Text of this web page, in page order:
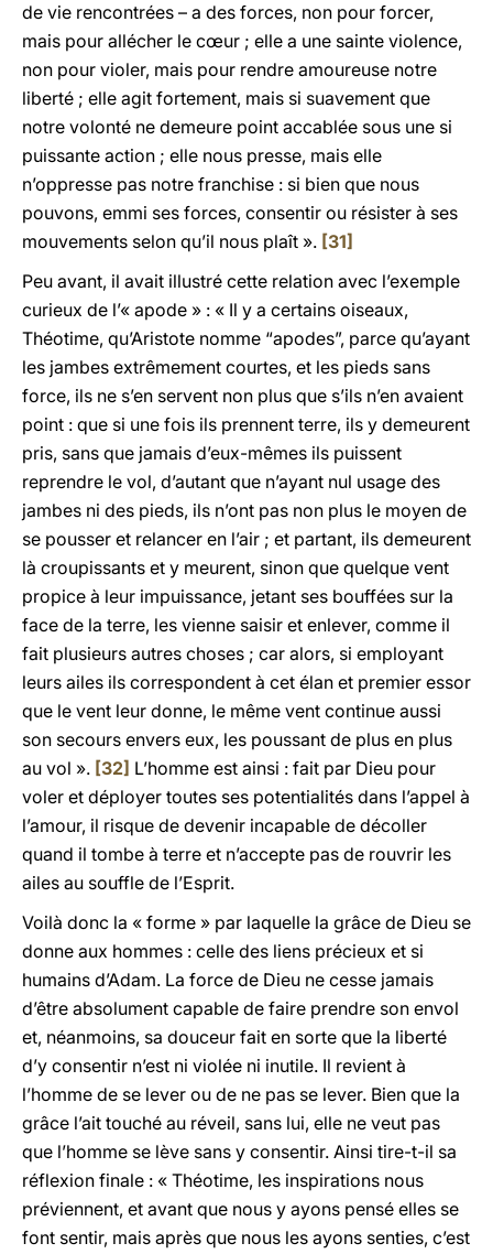
de vie rencontrées – a des forces, non pour forcer,
mais pour allécher le cœur ; elle a une sainte violence,
non pour violer, mais pour rendre amoureuse notre
liberté ; elle agit fortement, mais si suavement que
notre volonté ne demeure point accablée sous une si
puissante action ; elle nous presse, mais elle
n’oppresse pas notre franchise : si bien que nous
pouvons, emmi ses forces, consentir ou résister à ses
mouvements selon qu’il nous plaît ». [31]
Peu avant, il avait illustré cette relation avec l’exemple
curieux de l’« apode » : « Il y a certains oiseaux,
Théotime, qu’Aristote nomme “apodes”, parce qu’ayant
les jambes extrêmement courtes, et les pieds sans
force, ils ne s’en servent non plus que s’ils n’en avaient
point : que si une fois ils prennent terre, ils y demeurent
pris, sans que jamais d’eux-mêmes ils puissent
reprendre le vol, d’autant que n’ayant nul usage des
jambes ni des pieds, ils n’ont pas non plus le moyen de
se pousser et relancer en l’air ; et partant, ils demeurent
là croupissants et y meurent, sinon que quelque vent
propice à leur impuissance, jetant ses bouffées sur la
face de la terre, les vienne saisir et enlever, comme il
fait plusieurs autres choses ; car alors, si employant
leurs ailes ils correspondent à cet élan et premier essor
que le vent leur donne, le même vent continue aussi
son secours envers eux, les poussant de plus en plus
au vol ». [32] L’homme est ainsi : fait par Dieu pour
voler et déployer toutes ses potentialités dans l’appel à
l’amour, il risque de devenir incapable de décoller
quand il tombe à terre et n’accepte pas de rouvrir les
ailes au souffle de l’Esprit.
Voilà donc la « forme » par laquelle la grâce de Dieu se
donne aux hommes : celle des liens précieux et si
humains d’Adam. La force de Dieu ne cesse jamais
d’être absolument capable de faire prendre son envol
et, néanmoins, sa douceur fait en sorte que la liberté
d’y consentir n’est ni violée ni inutile. Il revient à
l’homme de se lever ou de ne pas se lever. Bien que la
grâce l’ait touché au réveil, sans lui, elle ne veut pas
que l’homme se lève sans y consentir. Ainsi tire-t-il sa
réflexion finale : « Théotime, les inspirations nous
préviennent, et avant que nous y ayons pensé elles se
font sentir, mais après que nous les ayons senties, c’est